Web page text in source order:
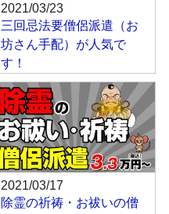
2021/03/23
三回忌法要僧侶派遣（お
坊さん手配）が人気で
す！
2021/03/17
除霊の祈祷・お祓いの僧